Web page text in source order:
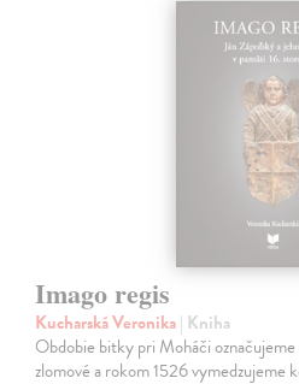
Imago regis
Kucharská Veronika| Kniha
Obdobie bitky pri Moháči
zlomové a rokom 1526 vymedzujeme